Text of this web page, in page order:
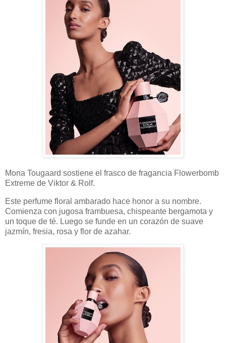
Mona Tougaard sostiene el frasco de fragancia Flowerbomb
Extreme de Viktor & Rolf.
Este perfume floral ambarado hace honor a su nombre.
Comienza con jugosa frambuesa, chispeante bergamota y
un toque de té. Luego se funde en un corazón de suave
jazmín, fresia, rosa y flor de azahar.